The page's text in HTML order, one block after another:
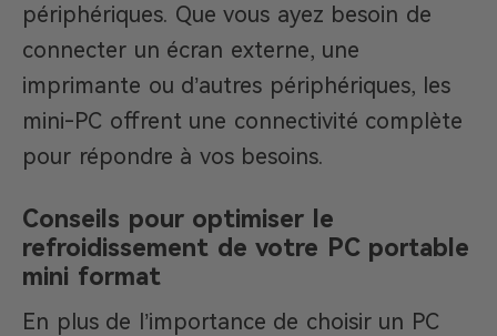
périphériques. Que vous ayez besoin de
connecter un écran externe, une
imprimante ou d’autres périphériques, les
mini-PC offrent une connectivité complète
pour répondre à vos besoins.
Conseils pour optimiser le
refroidissement de votre PC portable
mini format
En plus de l’importance de choisir un PC